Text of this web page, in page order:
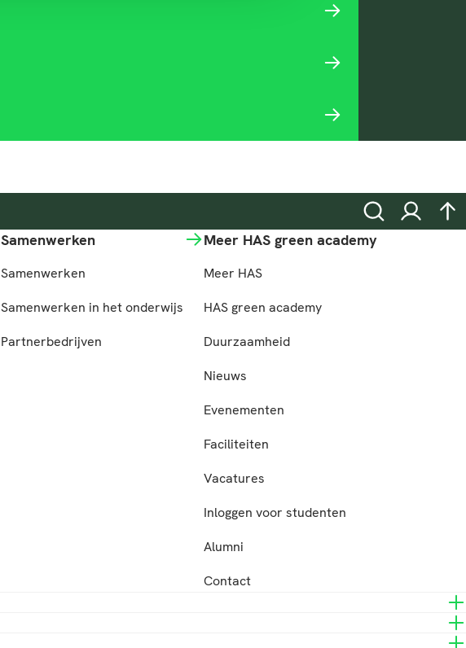
ZoekenInloggen
Samenwerken
Samenwerken
Samenwerken in het onderwijs
Partnerbedrijven
Meer HAS green academy
Meer HAS
HAS green academy
Duurzaamheid
Nieuws
Evenementen
Faciliteiten
Vacatures
Inloggen voor studenten
Alumni
Contact